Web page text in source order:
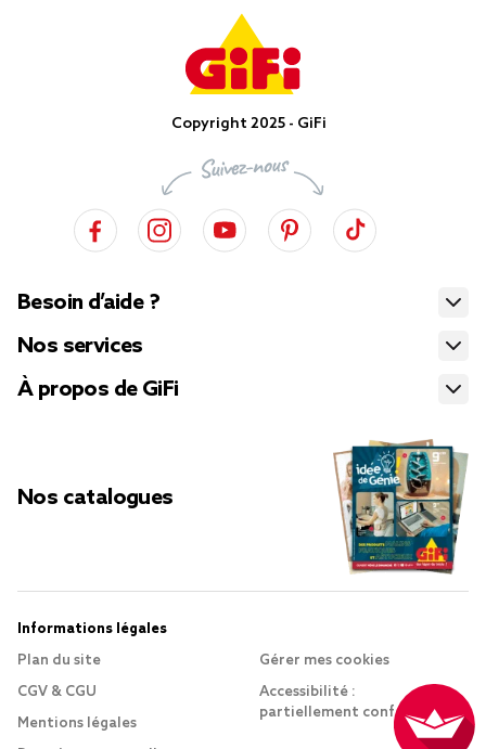
Copyright 2025 - GiFi
Besoin d’aide ?
Nos services
À propos de GiFi
Nos catalogues
Informations légales
Plan du site
CGV & CGU
Mentions légales
Gérer mes cookies
Accessibilité :
partiellement conforme